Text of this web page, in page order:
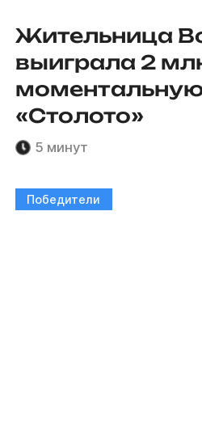
Жительница
выиграла 2
«Столото»
5 минут
Победители